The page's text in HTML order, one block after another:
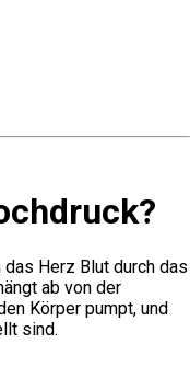
Herz Blut durch das
ab von der
Körper pumpt, und
sind.